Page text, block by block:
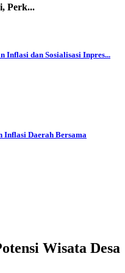
Perk...
Inflasi dan Sosialisasi Inpres...
Inflasi Daerah Bersama
Wisata Desa